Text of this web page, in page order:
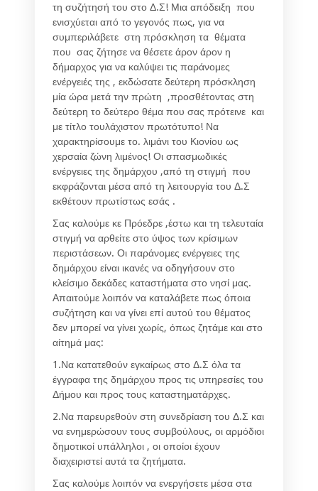
τη συζήτησή του στο Δ.Σ! Μια απόδειξη που
ενισχύεται από το γεγονός πως, για να
συμπεριλάβετε στη πρόσκληση τα θέματα
που σας ζήτησε να θέσετε άρον άρον η
δήμαρχος για να καλύψει τις παράνομες
ενέργειές της , εκδώσατε δεύτερη πρόσκληση
μία ώρα μετά την πρώτη ,προσθέτοντας στη
δεύτερη το δεύτερο θέμα που σας πρότεινε και
με τίτλο τουλάχιστον πρωτότυπο! Να
χαρακτηρίσουμε το. λιμάνι του Κιονίου ως
χερσαία ζώνη λιμένος! Οι σπασμωδικές
ενέργειες της δημάρχου ,από τη στιγμή που
εκφράζονται μέσα από τη λειτουργία του Δ.Σ
εκθέτουν πρωτίστως εσάς .
Σας καλούμε κε Πρόεδρε ,έστω και τη τελευταία
στιγμή να αρθείτε στο ύψος των κρίσιμων
περιστάσεων. Οι παράνομες ενέργειες της
δημάρχου είναι ικανές να οδηγήσουν στο
κλείσιμο δεκάδες καταστήματα στο νησί μας.
Απαιτούμε λοιπόν να καταλάβετε πως όποια
συζήτηση και να γίνει επί αυτού του θέματος
δεν μπορεί να γίνει χωρίς, όπως ζητάμε και στο
αίτημά μας:
1.Να κατατεθούν εγκαίρως στο Δ.Σ όλα τα
έγγραφα της δημάρχου προς τις υπηρεσίες του
Δήμου και προς τους καταστηματάρχες.
2.Να παρευρεθούν στη συνεδρίαση του Δ.Σ και
να ενημερώσουν τους συμβούλους, οι αρμόδιοι
δημοτικοί υπάλληλοι , οι οποίοι έχουν
διαχειριστεί αυτά τα ζητήματα.
Σας καλούμε λοιπόν να ενεργήσετε μέσα στα